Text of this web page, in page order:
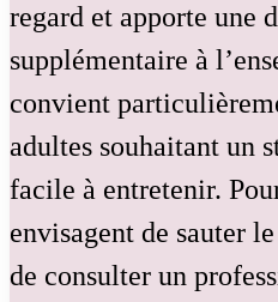
regard et apporte une
supplémentaire à
convient
adultes souhaitant un
facile à entretenir.
envisagent de sauter
de consulter un